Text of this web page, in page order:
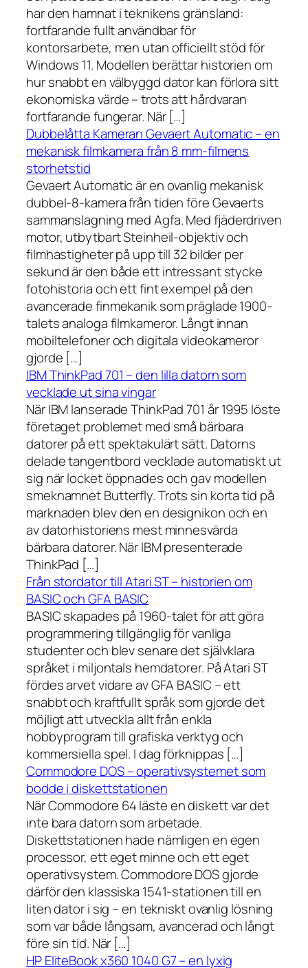
har den hamnat i teknikens gränsland:
fortfarande fullt användbar för
kontorsarbete, men utan officiellt stöd för
Windows 11. Modellen berättar historien om
hur snabbt en välbyggd dator kan förlora sitt
ekonomiska värde – trots att hårdvaran
fortfarande fungerar. När […]
Dubbelåtta Kameran Gevaert Automatic – en
mekanisk filmkamera från 8 mm-filmens
storhetstid
Gevaert Automatic är en ovanlig mekanisk
dubbel-8-kamera från tiden före Gevaerts
sammanslagning med Agfa. Med fjäderdriven
motor, utbytbart Steinheil-objektiv och
filmhastigheter på upp till 32 bilder per
sekund är den både ett intressant stycke
fotohistoria och ett fint exempel på den
avancerade finmekanik som präglade 1900-
talets analoga filmkameror. Långt innan
mobiltelefoner och digitala videokameror
gjorde […]
IBM ThinkPad 701 – den lilla datorn som
vecklade ut sina vingar
När IBM lanserade ThinkPad 701 år 1995 löste
företaget problemet med små bärbara
datorer på ett spektakulärt sätt. Datorns
delade tangentbord vecklade automatiskt ut
sig när locket öppnades och gav modellen
smeknamnet Butterfly. Trots sin korta tid på
marknaden blev den en designikon och en
av datorhistoriens mest minnesvärda
bärbara datorer. När IBM presenterade
ThinkPad […]
Från stordator till Atari ST – historien om
BASIC och GFA BASIC
BASIC skapades på 1960-talet för att göra
programmering tillgänglig för vanliga
studenter och blev senare det självklara
språket i miljontals hemdatorer. På Atari ST
fördes arvet vidare av GFA BASIC – ett
snabbt och kraftfullt språk som gjorde det
möjligt att utveckla allt från enkla
hobbyprogram till grafiska verktyg och
kommersiella spel. I dag förknippas […]
Commodore DOS – operativsystemet som
bodde i diskettstationen
När Commodore 64 läste en diskett var det
inte bara datorn som arbetade.
Diskettstationen hade nämligen en egen
processor, ett eget minne och ett eget
operativsystem. Commodore DOS gjorde
därför den klassiska 1541-stationen till en
liten dator i sig – en tekniskt ovanlig lösning
som var både långsam, avancerad och långt
före sin tid. När […]
HP EliteBook x360 1040 G7 – en lyxig